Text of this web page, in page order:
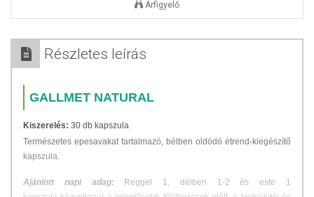
Árfigyelő
Részletes leírás
GALLMET NATURAL
Kiszerelés: 30 db kapszula
Természetes epesavakat tartalmazó, bélben oldódó étrend-kiegészítő
kapszula.
Ajánlott napi adag: Reggel 1, délben 1-2 és este 1